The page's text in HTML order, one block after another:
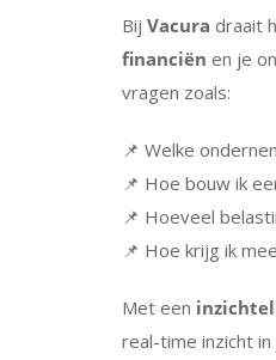
Bij Vacura draait
financiën en je
vragen zoals:
📌 Welke
📌 Hoe bouw ik
📌 Hoeveel
📌 Hoe krijg ik
Met een
real-time inzicht